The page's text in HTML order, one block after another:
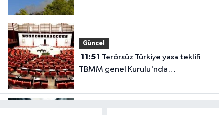
Güncel
11:51
TBMM genel Kurulu'nda